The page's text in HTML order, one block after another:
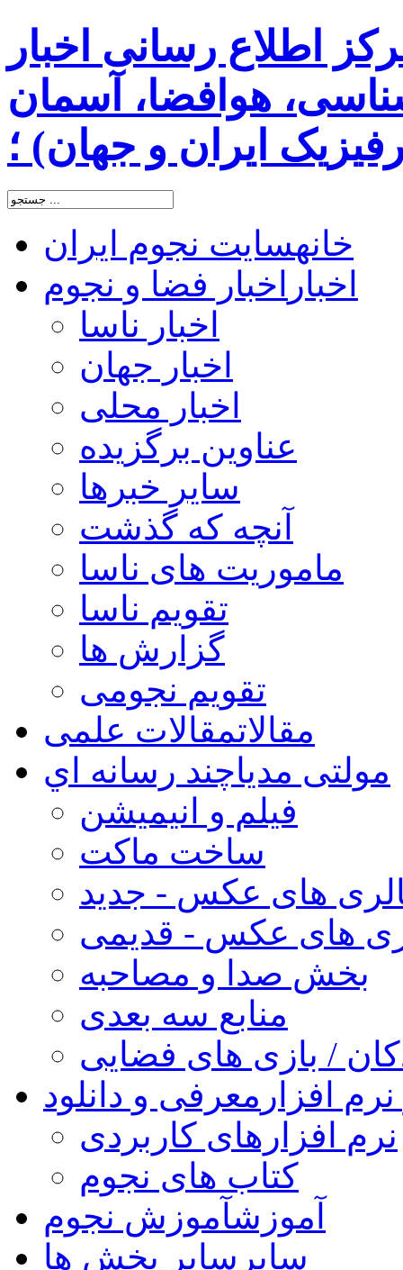
اطلاع رسانی اخبار
هوافضا، آسمان
ایران و جهان) ؛
خانهسایت نجوم ایران
اخبار اخبار فضا و نجوم
اخبار ناسا
اخبار جهان
اخبار محلی
عناوین برگزیده
سایر خبرها
آنچه که گذشت
ماموریت های ناسا
تقویم ناسا
گزارش ها
تقویم نجومی
مقالاتمقالات علمی
مولتی مدیاچند رسانه اي
فیلم و انیمیشن
ساخت ماکت
های عکس - جدید
های عکس - قدیمی
بخش صدا و مصاحبه
منابع سه بعدی
/ بازی های فضایی
افزار معرفی و دانلود
نرم افزارهای کاربردی
کتاب های نجوم
آموزشآموزش نجوم
سایر سایر بخش ها